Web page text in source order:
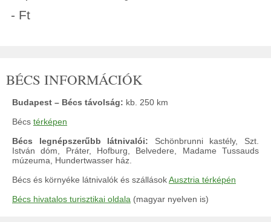
- Ft
BÉCS INFORMÁCIÓK
Budapest – Bécs távolság: kb. 250 km
Bécs térképen
Bécs legnépszerűbb látnivalói: Schönbrunni kastély, Szt.
István dóm, Práter, Hofburg, Belvedere, Madame Tussauds
múzeuma, Hundertwasser ház.
Bécs és környéke látnivalók és szállásokAusztria térképén
Bécs hivatalos turisztikai oldala (magyar nyelven is)